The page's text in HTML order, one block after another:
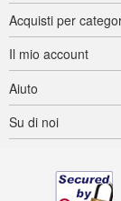
Acquisti per
Il mio account
Aiuto
Su di noi